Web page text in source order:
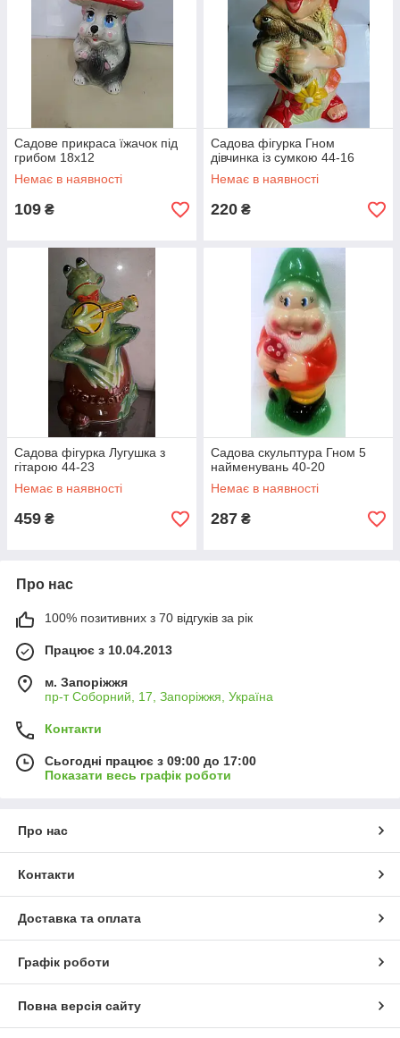
Садове прикраса їжачок під
грибом 18х12
Немає в наявності
109 ₴
Садова фігурка Гном
дівчинка із сумкою 44-16
Немає в наявності
220 ₴
Садова фігурка Лугушка з
гітарою 44-23
Немає в наявності
459 ₴
Садова скульптура Гном 5
найменувань 40-20
Немає в наявності
287 ₴
Про нас
100% позитивних з 70 відгуків за рік
Працює з 10.04.2013
м. Запоріжжя
пр-т Соборний, 17, Запоріжжя, Україна
Контакти
Сьогодні працює з 09:00 до 17:00
Показати весь графік роботи
Про нас
Контакти
Доставка та оплата
Графік роботи
Повна версія сайту